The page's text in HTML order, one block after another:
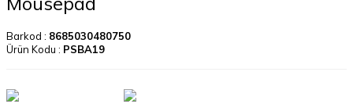
Barkod : 8685030480750
Ürün Kodu : PSBA19